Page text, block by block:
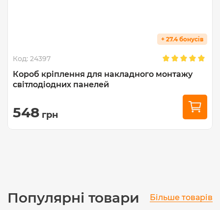
+ 27.4 бонусів
Код: 24397
Короб кріплення для накладного монтажу
світлодіодних панелей
548 грн
Популярні товари Більше товарів